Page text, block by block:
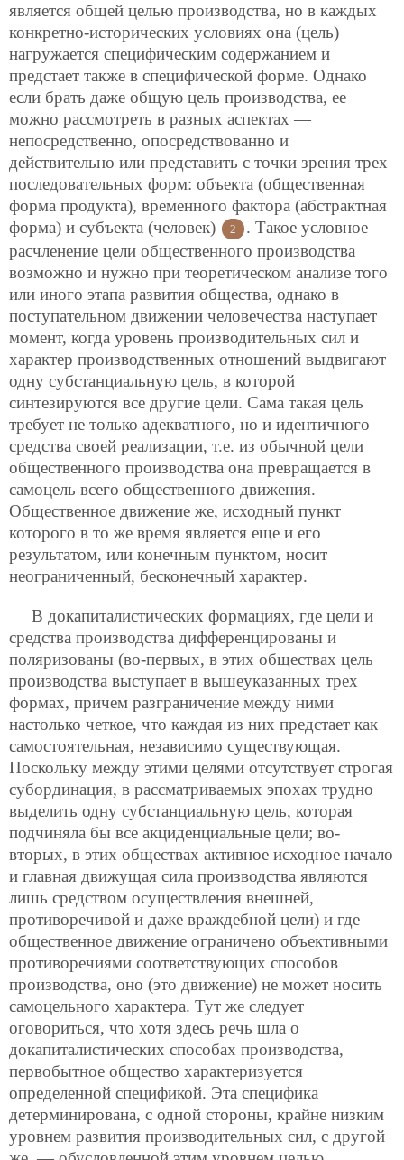
является общей целью производства, но в каждых
конкретно-исторических условиях она (цель)
нагружается специфическим содержанием и
предстает также в специфической форме. Однако
если брать даже общую цель производства, ее
можно рассмотреть в разных аспектах —
непосредственно, опосредствованно и
действительно или представить с точки зрения трех
последовательных форм: объекта (общественная
форма продукта), временного фактора (абстрактная
форма) и субъекта (человек)
2
. Такое условное
расчленение цели общественного производства
возможно и нужно при теоретическом анализе того
или иного этапа развития общества, однако в
поступательном движении человечества наступает
момент, когда уровень производительных сил и
характер производственных отношений выдвигают
одну субстанциальную цель, в которой
синтезируются все другие цели. Сама такая цель
требует не только адекватного, но и идентичного
средства своей реализации, т.е. из обычной цели
общественного производства она превращается в
самоцель всего общественного движения.
Общественное движение же, исходный пункт
которого в то же время является еще и его
результатом, или конечным пунктом, носит
неограниченный, бесконечный характер.
В докапиталистических формациях, где цели и
средства производства дифференцированы и
поляризованы (во-первых, в этих обществах цель
производства выступает в вышеуказанных трех
формах, причем разграничение между ними
настолько четкое, что каждая из них предстает как
самостоятельная, независимо существующая.
Поскольку между этими целями отсутствует строгая
субординация, в рассматриваемых эпохах трудно
выделить одну субстанциальную цель, которая
подчиняла бы все акциденциальные цели; во-
вторых, в этих обществах активное исходное начало
и главная движущая сила производства являются
лишь средством осуществления внешней,
противоречивой и даже враждебной цели) и где
общественное движение ограничено объективными
противоречиями соответствующих способов
производства, оно (это движение) не может носить
самоцельного характера. Тут же следует
оговориться, что хотя здесь речь шла о
докапиталистических способах производства,
первобытное общество характеризуется
определенной спецификой. Эта специфика
детерминирована, с одной стороны, крайне низким
уровнем развития производительных сил, с другой